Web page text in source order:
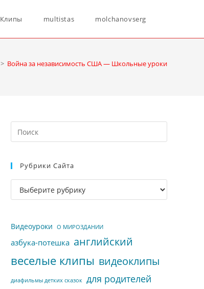
Клипы multistas molchanovserg
> Война за независимость США — Школьные уроки
клавишу
закрыть
Рубрики Сайта
Рубрики
сайта
Видеоуроки О МИРОЗДАНИИ
азбука-потешка английский
веселые клипы видеоклипы
диафильмы детких сказок для родителей